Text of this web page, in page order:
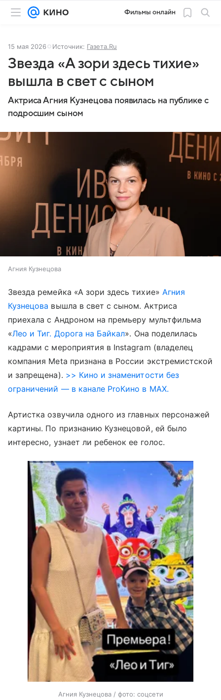
Фильмы онлайн
15 мая 2026 Источник: Газета.Ru
Звезда «А зори здесь тихие»
вышла в свет с сыном
Актриса Агния Кузнецова появилась на публике с
подросшим сыном
Агния Кузнецова
Звезда ремейка «А зори здесь тихие» Агния
Кузнецова вышла в свет с сыном. Актриса
приехала с Андроном на премьеру мультфильма
«Лео и Тиг. Дорога на Байкал». Она поделилась
кадрами с мероприятия в Instagram (владелец
компания Meta признана в России экстремистской
и запрещена). >> Кино и знаменитости без
ограничений — в канале ProКино в MAX.
Артистка озвучила одного из главных персонажей
картины. По признанию Кузнецовой, ей было
интересно, узнает ли ребенок ее голос.
Агния Кузнецова / фото: соцсети